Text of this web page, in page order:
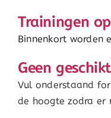
Trainingen
Binnenkort worden
Geen
Vul onderstaand
de hoogte zodra er